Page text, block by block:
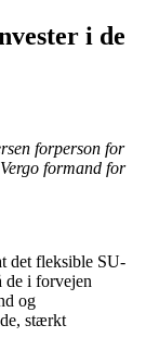
i de
forperson for
formand for
det fleksible SU-
de i forvejen
og
stærkt